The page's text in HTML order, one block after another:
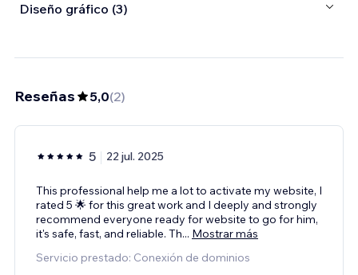
Diseño gráfico (3)
Reseñas 5,0(2)
5 22 jul. 2025
This professional help me a lot to activate my website, I
rated 5 🌟 for this great work and I deeply and strongly
recommend everyone ready for website to go for him,
it's safe, fast, and reliable. Th... Mostrar más
Servicio prestado: Conexión de dominios